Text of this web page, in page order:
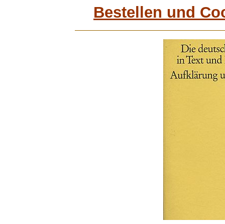
Bestellen und